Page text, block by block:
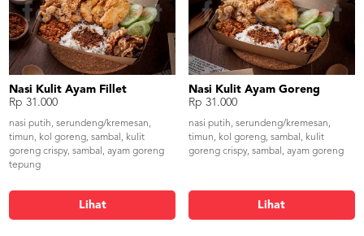
Nasi Kulit Ayam Fillet
Rp 31.000
nasi putih, serundeng/kremesan,
timun, kol goreng, sambal, kulit
goreng crispy, sambal, ayam goreng
tepung
Lihat
Nasi Kulit Ayam Goreng
Rp 31.000
nasi putih, serundeng/kremesan,
timun, kol goreng, sambal, kulit
goreng crispy, sambal, ayam goreng
Lihat